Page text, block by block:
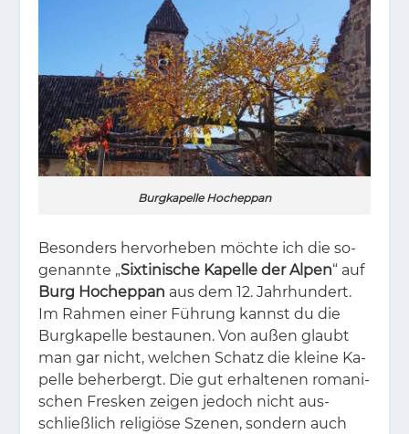
Burgkapelle Hocheppan
Be­son­ders her­vor­he­ben möch­te ich die so­
ge­nann­te „Sixtinische Kapelle der Alpen“ auf
Burg Hocheppan aus dem 12. Jahr­hun­dert.
Im Rah­men ei­ner Füh­rung kannst du die
Burg­ka­pel­le be­stau­nen. Von au­ßen glaubt
man gar nicht, wel­chen Schatz die klei­ne Ka­
pel­le be­her­bergt. Die gut er­hal­te­nen ro­ma­ni­
schen Fres­ken zei­gen je­doch nicht aus­
schließ­lich re­li­giö­se Sze­nen, son­dern auch